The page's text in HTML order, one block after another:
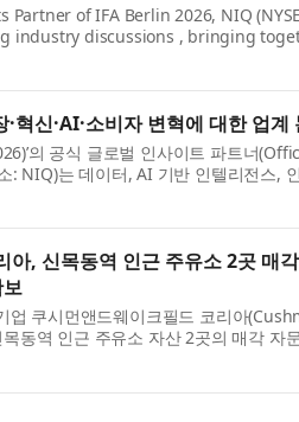
of IFA Berlin 2026, NIQ
industry discussions , bringing
to illuminate the forces reshaping
혁신·AI·소비자 변혁에 대한 업계
의 공식 글로벌 인사이트 파트너
: NIQ)는 데이터, AI 기반 인텔리전스,
하는 원동력을 조명함으로써 업계 논
아, 신목동역 인근 주유소 2곳 매
업 쿠시먼앤드웨이크필드 코리아
동역 인근 주유소 자산 2곳의 매각 자
리아는 이미 약 2년 전 국내 정유 3사